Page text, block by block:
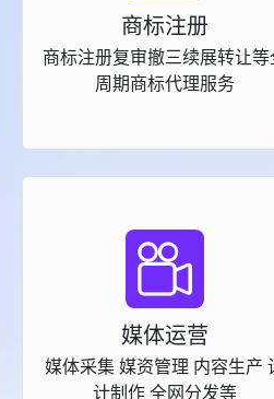
商标注册
商标注册复审撤三续展转让等
周期商标代理服务
媒体运营
媒体采集 媒资管理 内容生产
计制作 全网分发等